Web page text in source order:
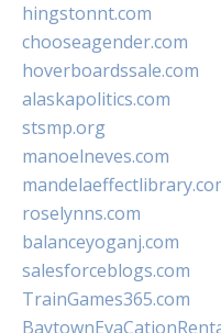
hingstonnt.com
chooseagender.com
hoverboardssale.com
alaskapolitics.com
stsmp.org
manoelneves.com
roselynns.com
balanceyoganj.com
salesforceblogs.com
TrainGames365.com